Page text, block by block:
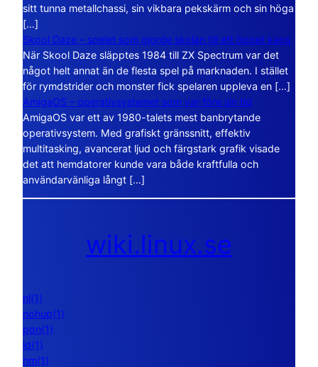
sitt tunna metallchassi, sin vikbara pekskärm och sin höga
[…]
Skool Daze – spelet som gjorde skolan till ett öppet kaos
När Skool Daze släpptes 1984 till ZX Spectrum var det
något helt annat än de flesta spel på marknaden. I stället
för rymdstrider och monster fick spelaren uppleva en […]
AmigaOS – operativsystemet som var före sin tid
AmigaOS var ett av 1980-talets mest banbrytande
operativsystem. Med grafiskt gränssnitt, effektiv
multitasking, avancerat ljud och färgstark grafik visade
det att hemdatorer kunde vara både kraftfulla och
användarvänliga långt […]
wiki.linux.se
nl(1)
nohup(1)
pon(1)
ld(1)
nm(1)